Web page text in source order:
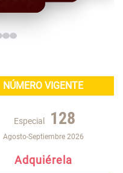
NÚMERO VIGENTE
Especial 128
Agosto-Septiembre 2026
Adquiérela